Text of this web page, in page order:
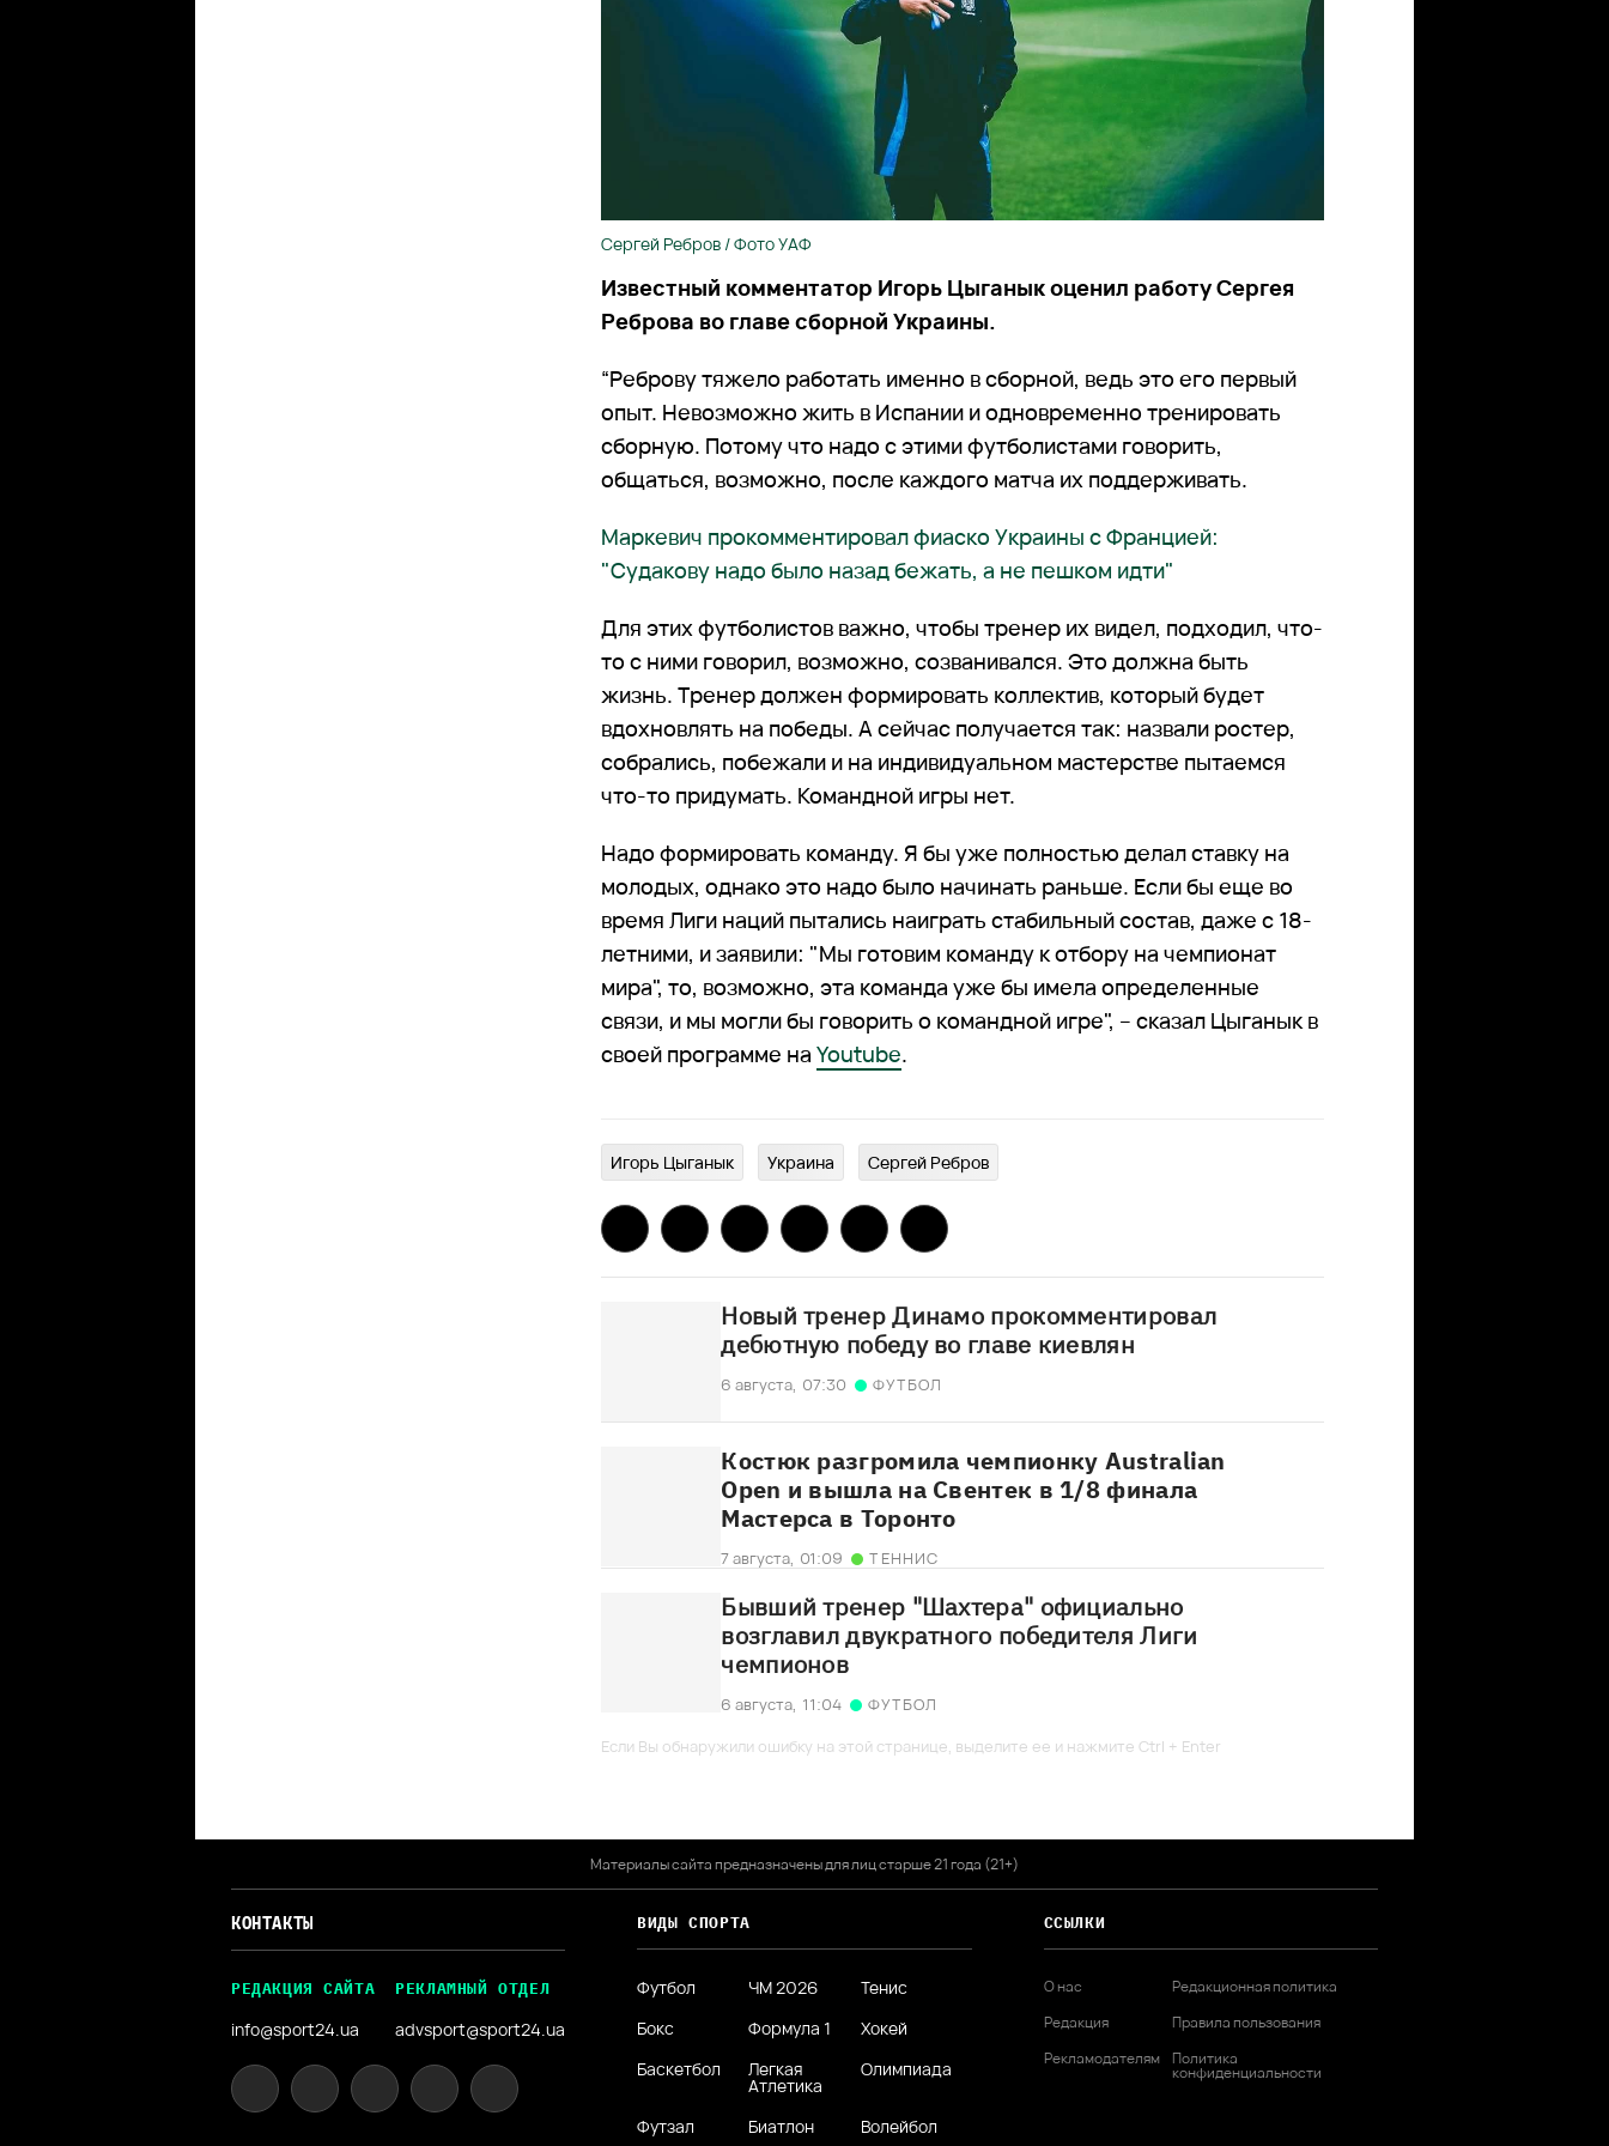
Сергей Ребров / Фото УАФ
Известный комментатор Игорь Цыганык оценил работу Сергея
Реброва во главе сборной Украины.
“Реброву тяжело работать именно в сборной, ведь это его первый
опыт. Невозможно жить в Испании и одновременно тренировать
сборную. Потому что надо с этими футболистами говорить,
общаться, возможно, после каждого матча их поддерживать.
Маркевич прокомментировал фиаско Украины с Францией:
"Судакову надо было назад бежать, а не пешком идти"
Для этих футболистов важно, чтобы тренер их видел, подходил, что-
то с ними говорил, возможно, созванивался. Это должна быть
жизнь. Тренер должен формировать коллектив, который будет
вдохновлять на победы. А сейчас получается так: назвали ростер,
собрались, побежали и на индивидуальном мастерстве пытаемся
что-то придумать. Командной игры нет.
Надо формировать команду. Я бы уже полностью делал ставку на
молодых, однако это надо было начинать раньше. Если бы еще во
время Лиги наций пытались наиграть стабильный состав, даже с 18-
летними, и заявили: "Мы готовим команду к отбору на чемпионат
мира", то, возможно, эта команда уже бы имела определенные
связи, и мы могли бы говорить о командной игре", – сказал Цыганык в
своей программе наYoutube.
Игорь Цыганык Украина Сергей Ребров
Новый тренер Динамо прокомментировал
дебютную победу во главе киевлян
6 августа, 07:30 ФУТБОЛ
Костюк разгромила чемпионку Australian
Open и вышла на Свентек в 1/8 финала
Мастерса в Торонто
7 августа, 01:09 ТЕННИС
Бывший тренер "Шахтера" официально
возглавил двукратного победителя Лиги
чемпионов
6 августа, 11:04
ФУТБОЛ
Если Вы обнаружили ошибку на этой странице, выделите ее и нажмите Ctrl + Enter
Материалы сайта предназначены для лиц старше 21 года (21+)
КОНТАКТЫ
РЕДАКЦИЯ САЙТА
info@sport24.ua
РЕКЛАМНЫЙ ОТДЕЛ
advsport@sport24.ua
ВИДЫ СПОРТА
Футбол ЧМ 2026
Тенис
Бокс
Формула 1
Хокей
Баскетбол
Легкая
Атлетика
Олимпиада
Футзал Биатлон Волейбол
ССЫЛКИ
О нас
Редакция
Рекламодателям
Редакционная политика
Правила пользования
Политика
конфиденциальности